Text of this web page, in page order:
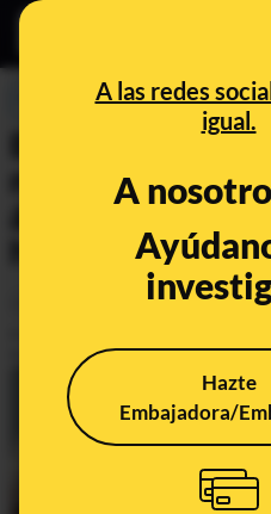
A las redes
igual.
A
Hazte
Embajadora/
PREBUNKING
Bulos sobre
mortales en
ácaros como
hacer la cama
Actualizado elMar 3, 2022, 8:53:00 AM